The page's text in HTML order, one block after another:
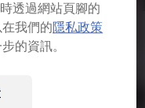
透過網站頁腳的
我們的隱私政策
的資訊。